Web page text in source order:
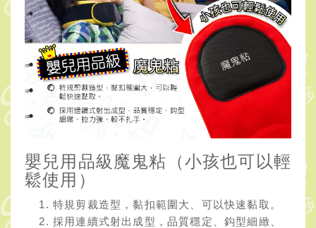
嬰兒用品級魔鬼粘（小孩也可以輕
鬆使用）
特規剪裁造型，黏扣範圍大、可以快速黏取。
採用連續式射出成型，品質穩定、鈎型細緻、